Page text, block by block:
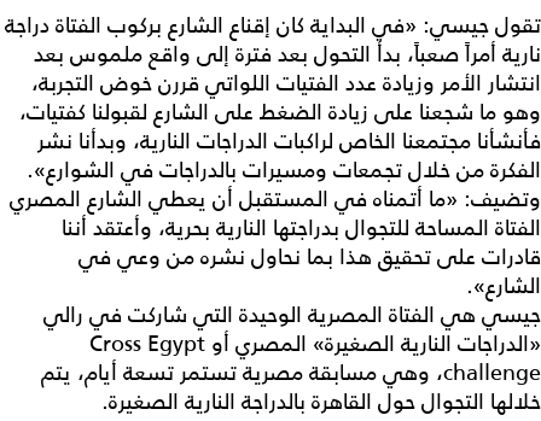
تقول جيسي: «في البداية كان إقناع الشارع بركوب الفتاة دراجة
نارية أمراً صعباً، بدأ التحول بعد فترة إلى واقع ملموس بعد
انتشار الأمر وزيادة عدد الفتيات اللواتي قررن خوض التجربة،
وهو ما شجعنا على زيادة الضغط على الشارع لقبولنا كفتيات،
فأنشأنا مجتمعنا الخاص لراكبات الدراجات النارية، وبدأنا نشر
الفكرة من خلال تجمعات ومسيرات بالدراجات في الشوارع».
وتضيف: «ما أتمناه في المستقبل أن يعطي الشارع المصري
الفتاة المساحة للتجوال بدراجتها النارية بحرية، وأعتقد أننا
قادرات على تحقيق هذا بما نحاول نشره من وعي في
الشارع».
جيسي هي الفتاة المصرية الوحيدة التي شاركت في رالي
«الدراجات النارية الصغيرة» المصري أو Cross Egypt
challenge، وهي مسابقة مصرية تستمر تسعة أيام، يتم
خلالها التجوال حول القاهرة بالدراجة النارية الصغيرة.